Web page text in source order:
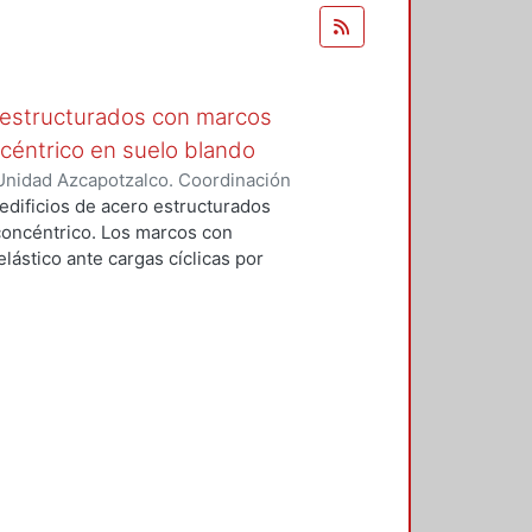
con marcos
en suelo blando
Azcapotzalco. Coordinación
Edgar
de acero estructurados
Los marcos con
ante cargas cíclicas por